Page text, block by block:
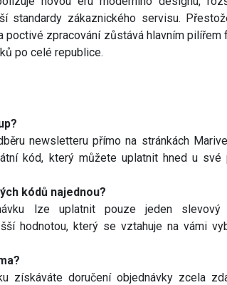
standardy zákaznického servisu.
poctivé zpracování zůstává hlavním pilířem
po celé republice.
newsletteru přímo na stránkách
kód, který můžete uplatnit hned u své
kódů najednou?
lze uplatnit pouze jeden slevový
hodnotou, který se vztahuje na vámi
získáváte doručení objednávky zcela